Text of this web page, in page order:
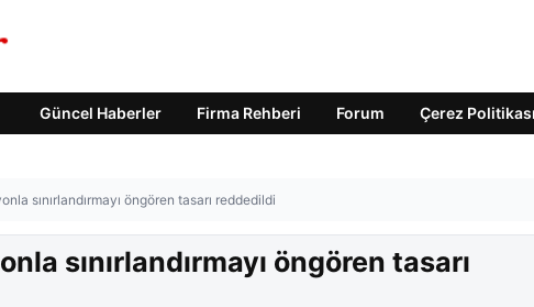
Güncel Haberler Firma Rehberi Forum Çerez Politikası
sınırlandırmayı öngören tasarı reddedildi
sınırlandırmayı öngören tasarı